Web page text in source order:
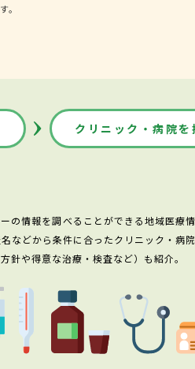
。
クリニック・病院を
情報を調べることができる地域医療情
どから条件に合ったクリニック・病
針や得意な治療・検査など）も紹介。